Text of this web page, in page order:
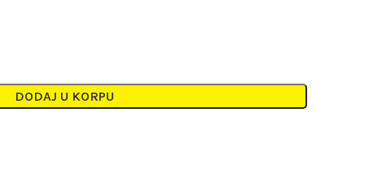
DODAJ U KORPU